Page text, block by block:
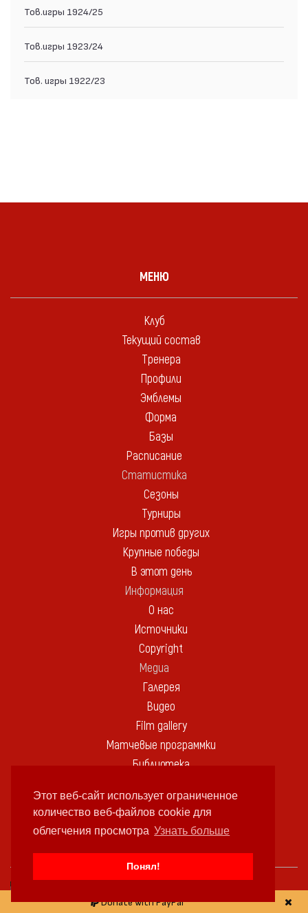
Этот веб-сайт использует ограниченное
количество веб-файлов cookie для
облегчения просмотра Узнать больше
Понял!
Тов.игры 1924/25
Тов.игры 1923/24
Тов. игры 1922/23
МЕНЮ
Клуб
Текущий состав
Тренера
Профили
Эмблемы
Форма
Базы
Расписание
Статистика
Сезоны
Турниры
Игры против других
Крупные победы
В этот день
Информация
О нас
Источники
Copyright
Медиа
Галерея
Видео
Film gallery
Матчевые программки
Библиотека
Контакт
NIKOLAY TSVETKOV
Donate with PayPal